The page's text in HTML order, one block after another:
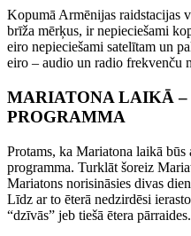
Kopumā Armēnijas raidstacijas
brīža mērķus, ir nepieciešami
eiro nepieciešami satelītam un
eiro – audio un radio frekvenču
MARIATONA LAIKĀ –
PROGRAMMA
Protams, ka Mariatona laikā būs
programma. Turklāt šoreiz
Mariatons norisināsies divas
Līdz ar to ēterā nedzirdēsi
“dzīvās” jeb tiešā ētera pārraides.